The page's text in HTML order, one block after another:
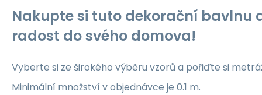
Nakupte si tuto dekorační bavlnu
radost do svého domova!
Vyberte si ze širokého výběru vzorů a pořiďte si
Minimální množství v objednávce je 0.1 m.